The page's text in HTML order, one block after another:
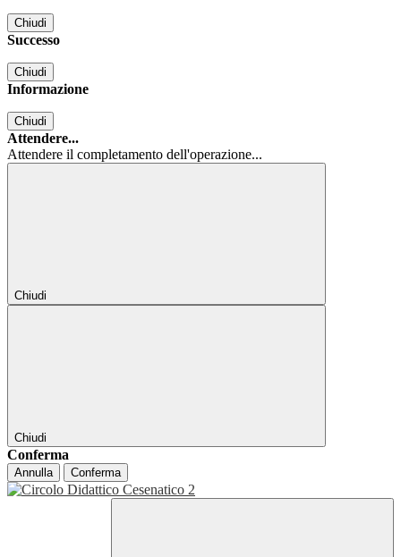
Chiudi
Successo
Chiudi
Informazione
Chiudi
Attendere...
Attendere il completamento dell'operazione...
Chiudi
Chiudi
Conferma
Annulla Conferma